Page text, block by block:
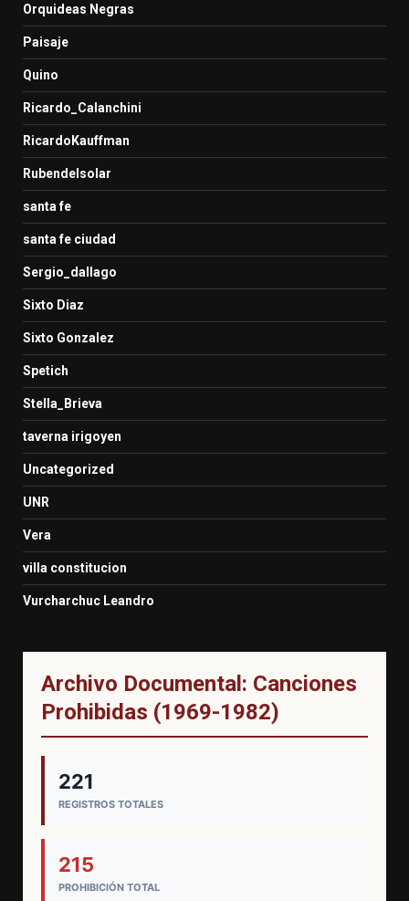
Orquideas Negras
Paisaje
Quino
Ricardo_Calanchini
RicardoKauffman
Rubendelsolar
santa fe
santa fe ciudad
Sergio_dallago
Sixto Diaz
Sixto Gonzalez
Spetich
Stella_Brieva
taverna irigoyen
Uncategorized
UNR
Vera
villa constitucion
Vurcharchuc Leandro
Archivo Documental: Canciones
Prohibidas (1969-1982)
221
REGISTROS TOTALES
215
PROHIBICIÓN TOTAL